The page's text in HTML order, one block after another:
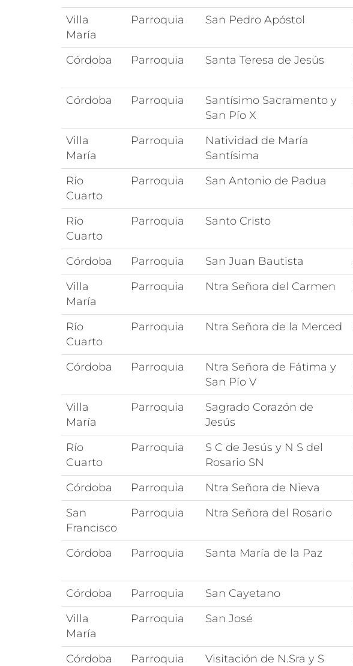
Villa
María
Parroquia San Pedro Apóstol
Córdoba Parroquia Santa Teresa de Jesús
Córdoba Parroquia
Santísimo Sacramento y
San Pío X
Villa
María
Parroquia
Natividad de María
Santísima
Río
Cuarto
Parroquia San Antonio de Padua
Río
Cuarto
Parroquia Santo Cristo
Córdoba Parroquia San Juan Bautista
Villa
María
Parroquia Ntra Señora del Carmen
Río
Cuarto
Parroquia Ntra Señora de la Merced
Córdoba Parroquia
Ntra Señora de Fátima y
San Pío V
Villa
María
Parroquia
Sagrado Corazón de
Jesús
Río
Cuarto
Parroquia
S C de Jesús y N S del
Rosario SN
Córdoba Parroquia Ntra Señora de Nieva
San
Francisco
Parroquia Ntra Señora del Rosario
Córdoba Parroquia Santa María de la Paz
Córdoba Parroquia San Cayetano
Villa
María
Parroquia San José
Córdoba Parroquia
Visitación de N.Sra y S